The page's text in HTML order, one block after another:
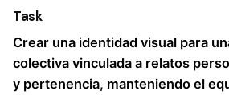
Task
Crear una identidad visual para
colectiva vinculada a relatos
y pertenencia, manteniendo el